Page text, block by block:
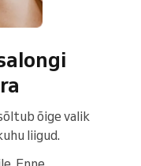
õige valik
liigud.